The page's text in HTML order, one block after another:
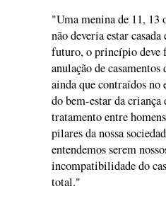
"Uma menina de 11, 13
não deveria estar
futuro, o princípio deve
anulação de casamentos
ainda que contraídos
do bem-estar da criança
tratamento entre
pilares da nossa
entendemos serem
incompatibilidade do
total."